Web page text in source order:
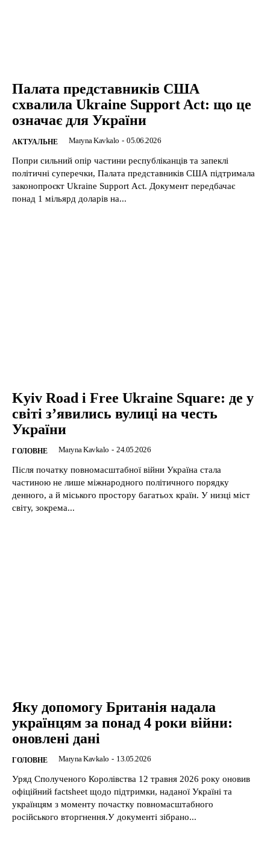
Палата представників США
схвалила Ukraine Support Act: що це
означає для України
АКТУАЛЬНЕ Maryna Kavkalo - 05.06.2026
Попри сильний опір частини республіканців та запеклі
політичні суперечки, Палата представників США підтримала
законопроєкт Ukraine Support Act. Документ передбачає
понад 1 мільярд доларів на...
Kyiv Road і Free Ukraine Square: де у
світі з’явились вулиці на честь
України
ГОЛОВНЕ Maryna Kavkalo - 24.05.2026
Після початку повномасштабної війни Україна стала
частиною не лише міжнародного політичного порядку
денного, а й міського простору багатьох країн. У низці міст
світу, зокрема...
Яку допомогу Британія надала
українцям за понад 4 роки війни:
оновлені дані
ГОЛОВНЕ Maryna Kavkalo - 13.05.2026
Уряд Сполученого Королівства 12 травня 2026 року оновив
офіційний factsheet щодо підтримки, наданої Україні та
українцям з моменту почастку повномасштабного
російського вторгнення.У документі зібрано...